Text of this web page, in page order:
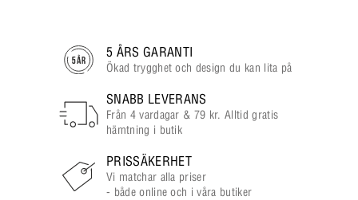
5 ÅRS GARANTI
Ökad trygghet och design du kan lita på
SNABB LEVERANS
Från 4 vardagar & 79 kr. Alltid gratis
hämtning i butik
PRISSÄKERHET
Vi matchar alla priser
- både online och i våra butiker